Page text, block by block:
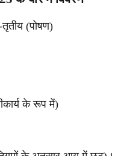
(पोषण)
के रूप में)